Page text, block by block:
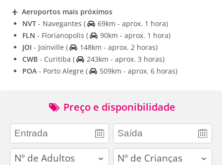
Aeroportos mais próximos
NVT - Navegantes (
69km - aprox. 1 hora)
FLN - Florianopolis (
90km - aprox. 1 hora)
JOI - Joinville (
148km - aprox. 2 horas)
CWB - Curitiba (
243km - aprox. 3 horas)
POA - Porto Alegre ( 509km - aprox. 6 horas)
Preço e disponibilidade
adults children